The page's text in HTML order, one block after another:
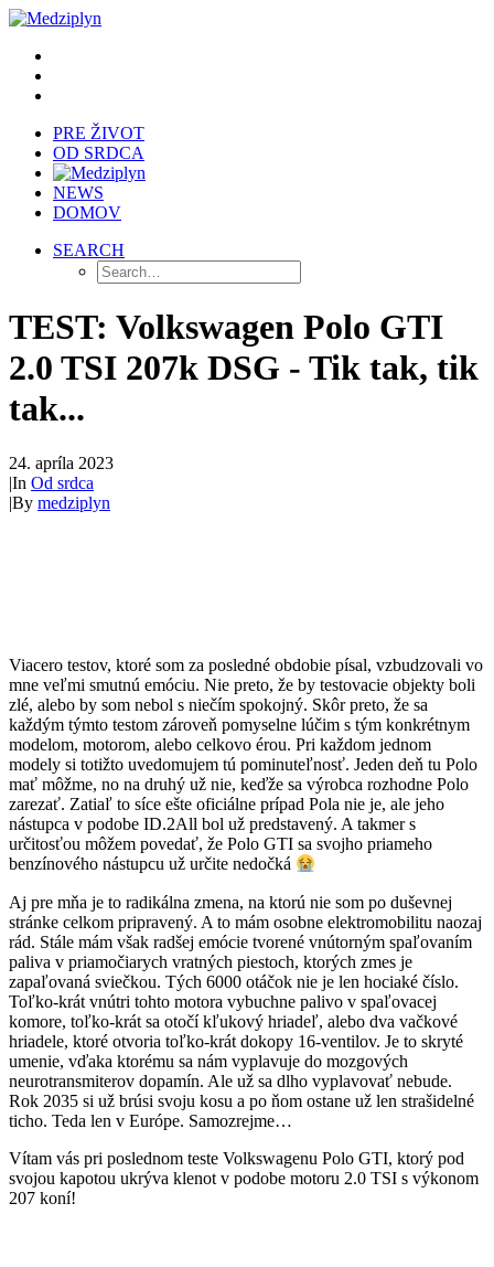
PRE ŽIVOT
OD SRDCA
NEWS
DOMOV
SEARCH
TEST: Volkswagen Polo GTI
2.0 TSI 207k DSG - Tik tak, tik
tak...
24. apríla 2023
|In Od srdca
|By medziplyn
Viacero testov, ktoré som za posledné obdobie písal, vzbudzovali vo
mne veľmi smutnú emóciu. Nie preto, že by testovacie objekty boli
zlé, alebo by som nebol s niečím spokojný. Skôr preto, že sa
každým týmto testom zároveň pomyselne lúčim s tým konkrétnym
modelom, motorom, alebo celkovo érou. Pri každom jednom
modely si totižto uvedomujem tú pominuteľnosť. Jeden deň tu Polo
mať môžme, no na druhý už nie, keďže sa výrobca rozhodne Polo
zarezať. Zatiaľ to síce ešte oficiálne prípad Pola nie je, ale jeho
nástupca v podobe ID.2All bol už predstavený. A takmer s
určitosťou môžem povedať, že Polo GTI sa svojho priameho
benzínového nástupcu už určite nedočká
Aj pre mňa je to radikálna zmena, na ktorú nie som po duševnej
stránke celkom pripravený. A to mám osobne elektromobilitu naozaj
rád. Stále mám však radšej emócie tvorené vnútorným spaľovaním
paliva v priamočiarych vratných piestoch, ktorých zmes je
zapaľovaná sviečkou. Tých 6000 otáčok nie je len hociaké číslo.
Toľko-krát vnútri tohto motora vybuchne palivo v spaľovacej
komore, toľko-krát sa otočí kľukový hriadeľ, alebo dva vačkové
hriadele, ktoré otvoria toľko-krát dokopy 16-ventilov. Je to skryté
umenie, vďaka ktorému sa nám vyplavuje do mozgových
neurotransmiterov dopamín. Ale už sa dlho vyplavovať nebude.
Rok 2035 si už brúsi svoju kosu a po ňom ostane už len strašidelné
ticho. Teda len v Európe. Samozrejme…
Vítam vás pri poslednom teste Volkswagenu Polo GTI, ktorý pod
svojou kapotou ukrýva klenot v podobe motoru 2.0 TSI s výkonom
207 koní!